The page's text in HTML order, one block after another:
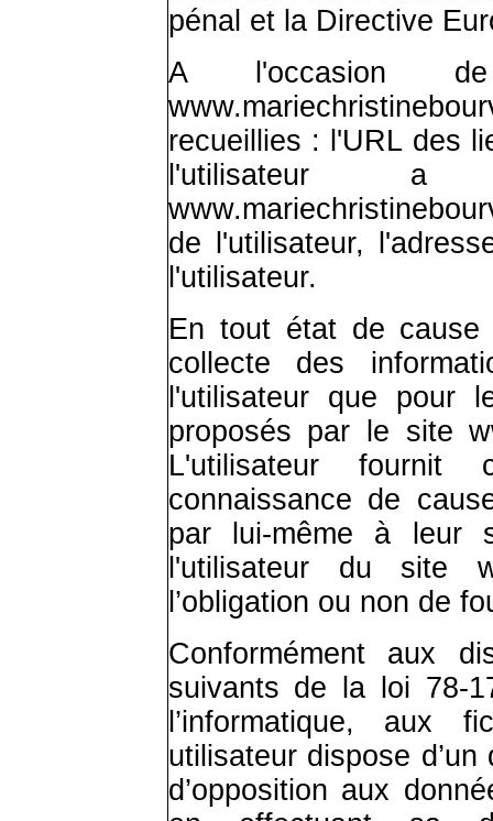
pénal et la Directive
A l'occasion
recueillies : l'URL des
l'utilisateur
de l'utilisateur,
l'utilisateur.
En tout état de cause
collecte des
l'utilisateur que pour
proposés par le site
L'utilisateur fournit
connaissance de
par lui-même à leur
l'utilisateur du site
l’obligation ou non de
Conformément aux
suivants de la loi 78-
l’informatique, aux
utilisateur dispose
d’opposition aux